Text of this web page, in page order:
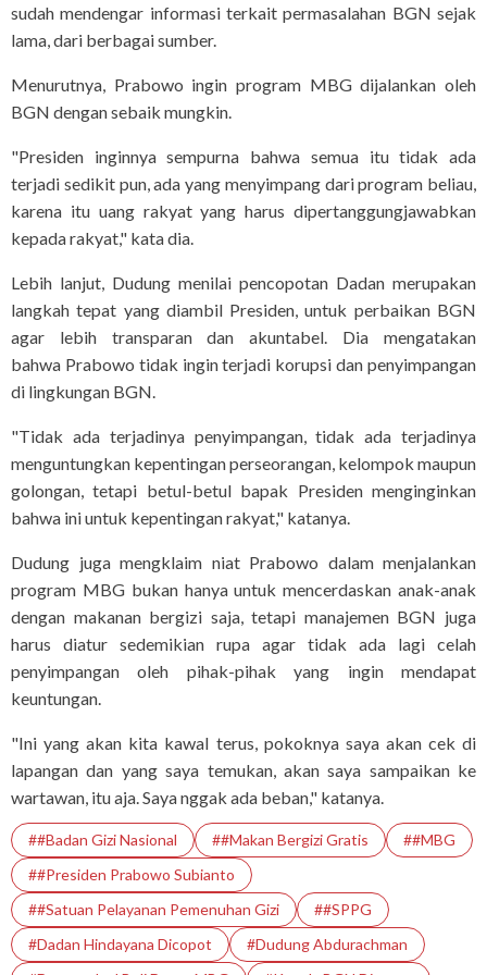
sudah mendengar informasi terkait permasalahan BGN sejak
lama, dari berbagai sumber.
Menurutnya, Prabowo ingin program MBG dijalankan oleh
BGN dengan sebaik mungkin.
"Presiden inginnya sempurna bahwa semua itu tidak ada
terjadi sedikit pun, ada yang menyimpang dari program beliau,
karena itu uang rakyat yang harus dipertanggungjawabkan
kepada rakyat," kata dia.
Lebih lanjut, Dudung menilai pencopotan Dadan merupakan
langkah tepat yang diambil Presiden, untuk perbaikan BGN
agar lebih transparan dan akuntabel. Dia mengatakan
bahwa Prabowo tidak ingin terjadi korupsi dan penyimpangan
di lingkungan BGN.
"Tidak ada terjadinya penyimpangan, tidak ada terjadinya
menguntungkan kepentingan perseorangan, kelompok maupun
golongan, tetapi betul-betul bapak Presiden menginginkan
bahwa ini untuk kepentingan rakyat," katanya.
Dudung juga mengklaim niat Prabowo dalam menjalankan
program MBG bukan hanya untuk mencerdaskan anak-anak
dengan makanan bergizi saja, tetapi manajemen BGN juga
harus diatur sedemikian rupa agar tidak ada lagi celah
penyimpangan oleh pihak-pihak yang ingin mendapat
keuntungan.
"Ini yang akan kita kawal terus, pokoknya saya akan cek di
lapangan dan yang saya temukan, akan saya sampaikan ke
wartawan, itu aja. Saya nggak ada beban," katanya.
##Badan Gizi Nasional ##Makan Bergizi Gratis
##MBG
##Presiden Prabowo Subianto
##Satuan Pelayanan Pemenuhan Gizi
##SPPG
#Dadan Hindayana Dicopot
#Dudung Abdurachman